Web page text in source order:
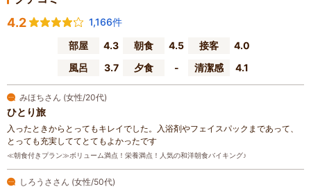
4.2
1,166件
部屋
4.3 朝食 4.5 接客
4.0
風呂
3.7 夕食 - 清潔感 4.1
みほちさん (女性/20代)
ひとり旅
入ったときからとってもキレイでした。入浴剤やフェイスパックまであって、
とっても充実しててとてもよかったです
≪朝食付きプラン≫ボリューム満点！栄養満点！人気の和洋朝食バイキング♪
しろうささん (女性/50代)